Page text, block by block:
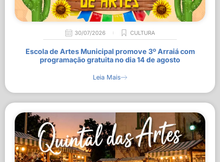
30/07/2026 CULTURA
Escola de Artes Municipal promove 3º Arraiá com
programação gratuita no dia 14 de agosto
Leia Mais